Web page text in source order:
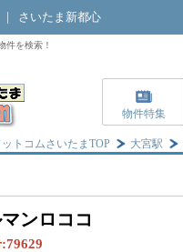
さいたま新都心
件を検索！
物件特集
トコムさいたまTOP 大宮駅
ンロココ
79629